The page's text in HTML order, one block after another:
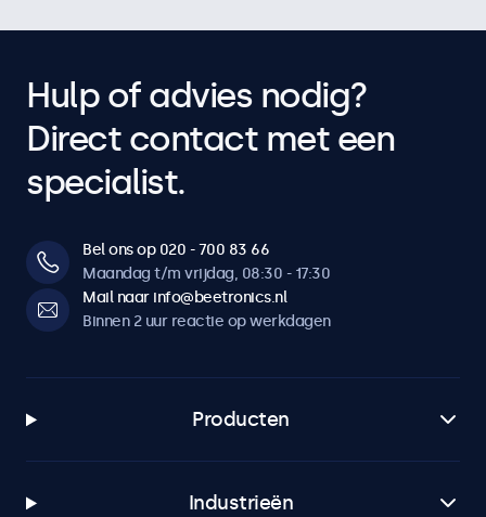
Hulp of advies nodig?
Direct contact met een
specialist.
Bel ons op 020 - 700 83 66
Maandag t/m vrijdag, 08:30 - 17:30
Mail naar info@beetronics.nl
Binnen 2 uur reactie op werkdagen
Producten
Industrieën